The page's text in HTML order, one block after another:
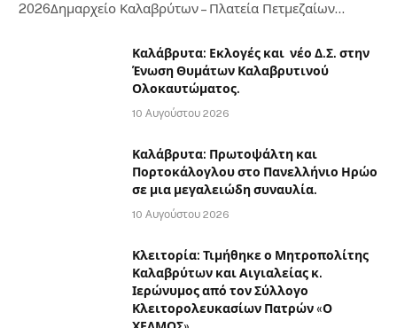
2026Δημαρχείο Καλαβρύτων – Πλατεία Πετμεζαίων…
Καλάβρυτα: Εκλογές και νέο Δ.Σ. στην
Ένωση Θυμάτων Καλαβρυτινού
Ολοκαυτώματος.
10 Αυγούστου 2026
Καλάβρυτα: Πρωτοψάλτη και
Πορτοκάλογλου στο Πανελλήνιο Ηρώο
σε μια μεγαλειώδη συναυλία.
10 Αυγούστου 2026
Κλειτορία: Τιμήθηκε ο Μητροπολίτης
Καλαβρύτων και Αιγιαλείας κ.
Ιερώνυμος από τον Σύλλογο
Κλειτορολευκασίων Πατρών «Ο